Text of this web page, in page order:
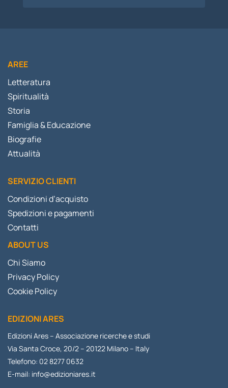
AREE
Letteratura
Spiritualità
Storia
Famiglia & Educazione
Biografie
Attualità
SERVIZIO CLIENTI
Condizioni d’acquisto
Spedizioni e pagamenti
Contatti
ABOUT US
Chi Siamo
Privacy Policy
Cookie Policy
EDIZIONI ARES
Edizioni Ares – Associazione ricerche e studi
Via Santa Croce, 20/2 – 20122 Milano – Italy
Telefono: 02 8277 0632
E-mail: info@edizioniares.it